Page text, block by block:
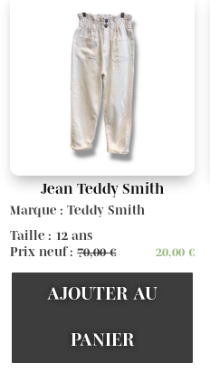
Jean Teddy Smith
Marque : Teddy Smith
Taille : 12 ans
Prix neuf :70,00€ 20,00€
AJOUTER AU
PANIER